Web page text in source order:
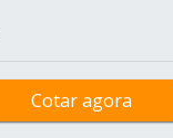
Cotar agora